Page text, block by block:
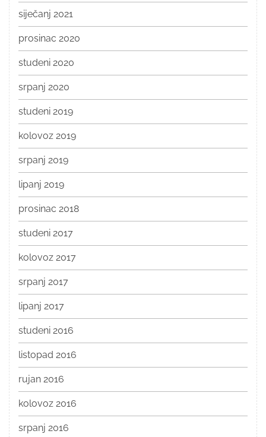
siječanj 2021
prosinac 2020
studeni 2020
srpanj 2020
studeni 2019
kolovoz 2019
srpanj 2019
lipanj 2019
prosinac 2018
studeni 2017
kolovoz 2017
srpanj 2017
lipanj 2017
studeni 2016
listopad 2016
rujan 2016
kolovoz 2016
srpanj 2016